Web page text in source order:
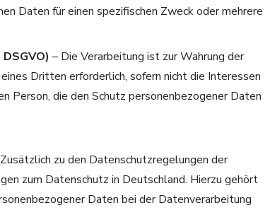
Daten für einen spezifischen Zweck oder mehrere
– Die Verarbeitung ist zur Wahrung der
Dritten erforderlich, sofern nicht die Interessen
Person, die den Schutz personenbezogener Daten
zu den Datenschutzregelungen der
zum Datenschutz in Deutschland. Hierzu gehört
Daten bei der Datenverarbeitung